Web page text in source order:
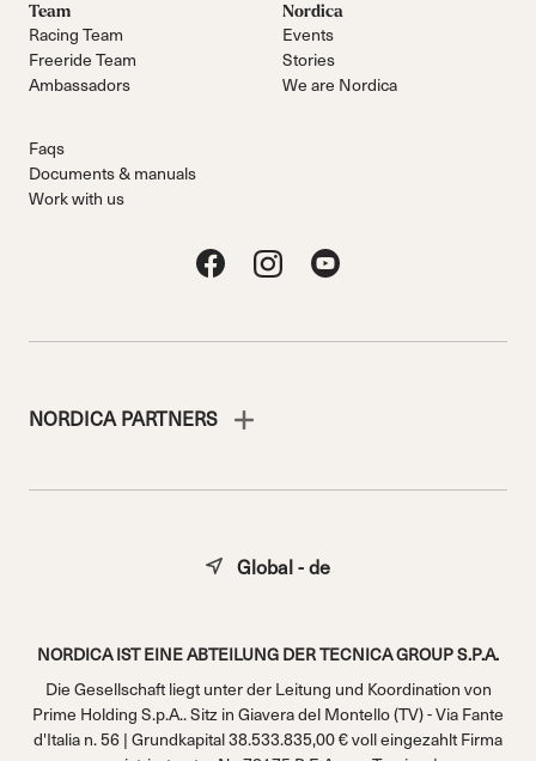
Team
Racing Team
Freeride Team
Ambassadors
Nordica
Events
Stories
We are Nordica
Faqs
Documents & manuals
Work with us
NORDICA PARTNERS
NORDICA IST EINE ABTEILUNG DER TECNICA GROUP S.P.A.
Die Gesellschaft liegt unter der Leitung und Koordination von
Prime Holding S.p.A.. Sitz in Giavera del Montello (TV) - Via Fante
d'Italia n. 56 | Grundkapital 38.533.835,00 € voll eingezahlt Firma
Global - de